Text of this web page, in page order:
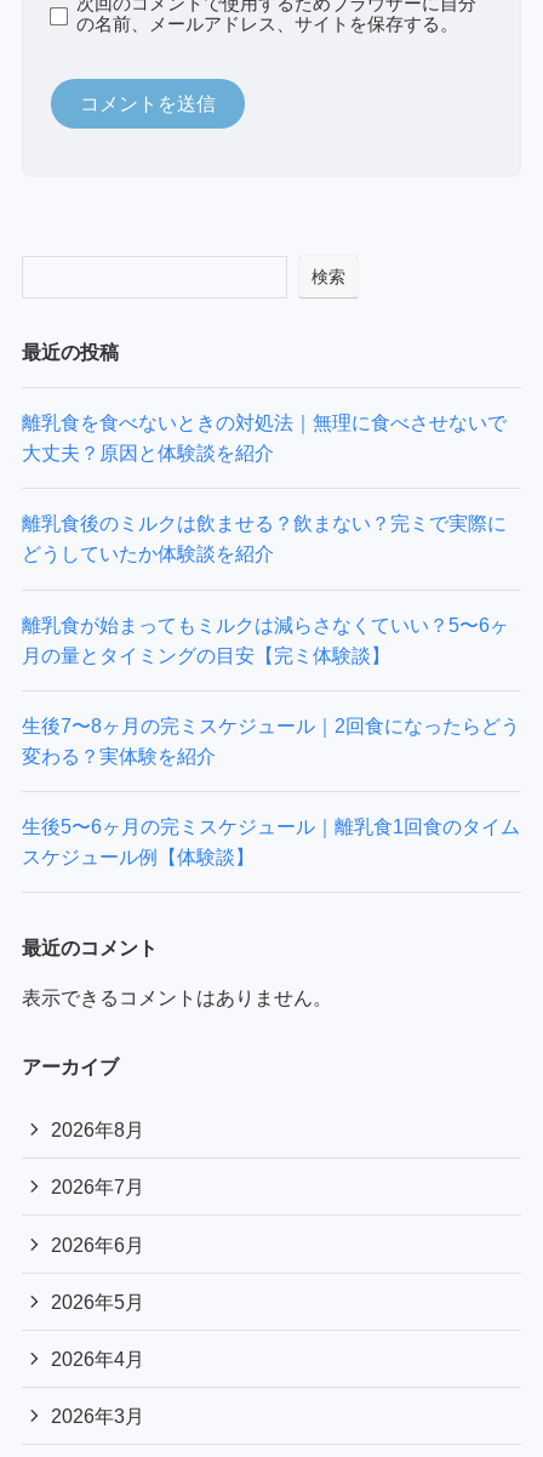
の名前、メールアドレス、サイトを保存する。
検索
最近の投稿
離乳食を食べないときの対処法｜無理に食べさせないで
大丈夫？原因と体験談を紹介
離乳食後のミルクは飲ませる？飲まない？完ミで実際に
どうしていたか体験談を紹介
離乳食が始まってもミルクは減らさなくていい？5〜6ヶ
月の量とタイミングの目安【完ミ体験談】
生後7〜8ヶ月の完ミスケジュール｜2回食になったらどう
変わる？実体験を紹介
生後5〜6ヶ月の完ミスケジュール｜離乳食1回食のタイム
スケジュール例【体験談】
最近のコメント
表示できるコメントはありません。
アーカイブ
2026年8月
2026年7月
2026年6月
2026年5月
2026年4月
2026年3月